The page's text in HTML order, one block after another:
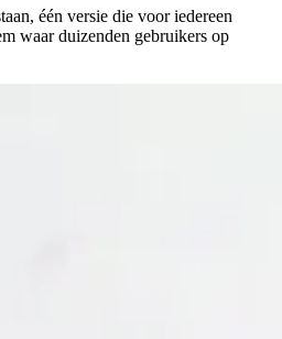
één versie die voor iedereen
waar duizenden gebruikers op